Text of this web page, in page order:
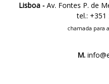
Lisboa - Av. Fontes P. de
tel.: +351
chamada para
M.